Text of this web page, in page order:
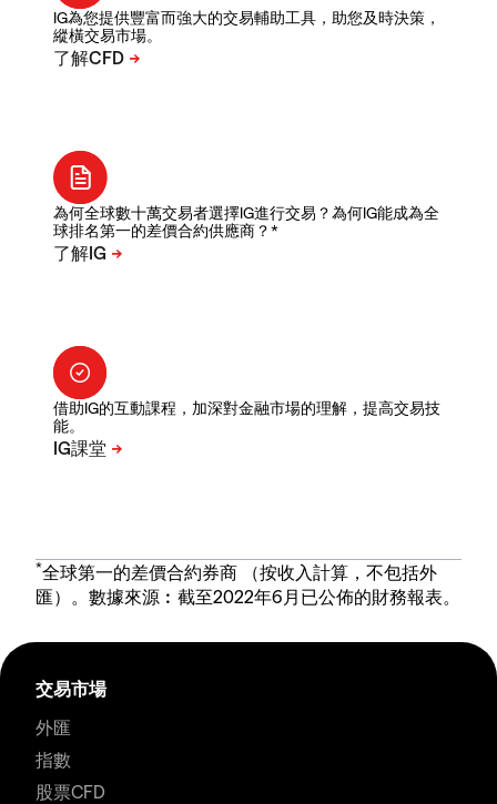
IG為您提供豐富而強大的交易輔助工具，助您及時決策，
縱橫交易市場。
為何全球數十萬交易者選擇IG進行交易？為何IG能成為全
球排名第一的差價合約供應商？*
借助IG的互動課程，加深對金融市場的理解，提高交易技
能。
*全球第一的差價合約券商 （按收入計算，不包括外
匯）。數據來源︰截至2022年6月已公佈的財務報表。
交易市場
外匯
指數
股票CFD